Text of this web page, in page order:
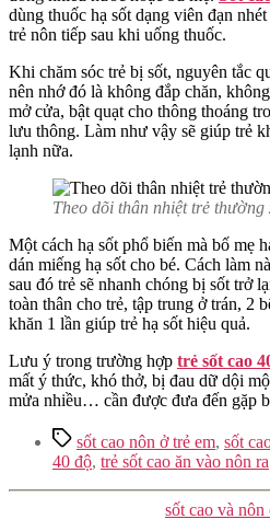
dùng thuốc hạ sốt dạng viên đạn
trẻ nôn tiếp sau khi uống thuốc.
Khi chăm sóc trẻ bị sốt, nguyên tắc
nên nhớ đó là không đắp chăn,
mở cửa, bật quạt cho thông thoáng
lưu thông. Làm như vậy sẽ giúp trẻ
lạnh nữa.
Theo dõi thân nhiệt trẻ thường
Một cách hạ sốt phổ biến mà bố mẹ
dán miếng hạ sốt cho bé. Cách làm
sau đó trẻ sẽ nhanh chóng bị sốt trở
toàn thân cho trẻ, tập trung ở trán, 2
khăn 1 lần giúp trẻ hạ sốt hiệu quả.
Lưu ý trong trường hợp trẻ sốt cao
mất ý thức, khó thở, bị đau dữ dội
mửa nhiều… cần được đưa đến gặp
Tagssốt cao nôn ở trẻ em, sốt
40 độ, trẻ sốt cao ăn vào nôn ra
sốt cao và nôn